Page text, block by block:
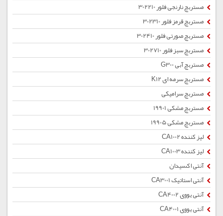
مستربچ نارنجی فلور 302210
مستربچ قرمز فلور 302310
مستربچ صورتی فلور 302410
مستربچ سبز فلور 302710
مستربچ آبی G300
مستربچ سرمه ای K12
مستربچ سرامیکی
مستربچ مشکی 19901
مستربچ مشکی 19905
لیز کننده CA1002
لیز کننده CA1003
آنتی اکسیدان
آنتی استاتیک CA3001
آنتی یووی CA4002
آنتی یووی CA4001